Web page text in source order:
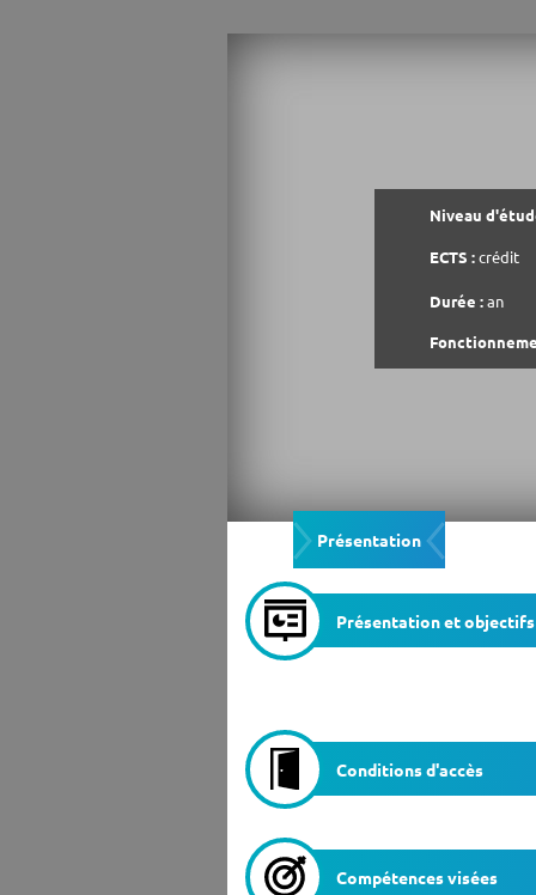
Niveau
ECTS :crédit
Durée :an
Présentation
Présentation et objectifs
Conditions d'accès
Compétences visées